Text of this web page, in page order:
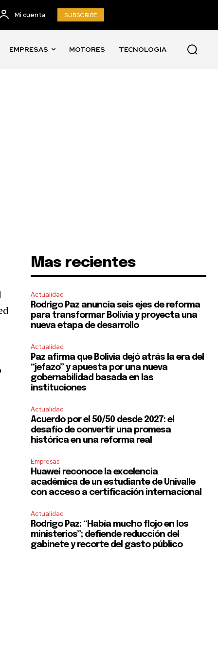
Mi cuenta SUBSCRIBE
EMPRESAS MOTORES TECNOLOGIA
Mas recientes
Actualidad
Rodrigo Paz anuncia seis ejes de reforma
para transformar Bolivia y proyecta una
nueva etapa de desarrollo
Actualidad
Paz afirma que Bolivia dejó atrás la era del
“jefazo” y apuesta por una nueva
gobernabilidad basada en las
instituciones
Actualidad
Acuerdo por el 50/50 desde 2027: el
desafío de convertir una promesa
histórica en una reforma real
Empresas
Huawei reconoce la excelencia
académica de un estudiante de Univalle
con acceso a certificación internacional
Actualidad
Rodrigo Paz: “Había mucho flojo en los
ministerios”; defiende reducción del
gabinete y recorte del gasto público